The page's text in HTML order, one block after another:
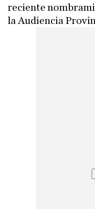
reciente
la Audiencia